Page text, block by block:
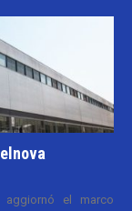
el marco